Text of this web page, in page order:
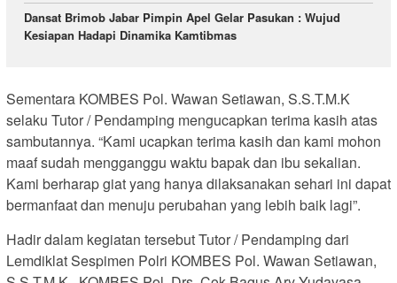
Dansat Brimob Jabar Pimpin Apel Gelar Pasukan : Wujud
Kesiapan Hadapi Dinamika Kamtibmas
Sementara KOMBES Pol. Wawan Setiawan, S.S.T.M.K
selaku Tutor / Pendamping mengucapkan terima kasih atas
sambutannya. “Kami ucapkan terima kasih dan kami mohon
maaf sudah mengganggu waktu bapak dan ibu sekalian.
Kami berharap giat yang hanya dilaksanakan sehari ini dapat
bermanfaat dan menuju perubahan yang lebih baik lagi”.
Hadir dalam kegiatan tersebut Tutor / Pendamping dari
Lemdiklat Sespimen Polri KOMBES Pol. Wawan Setiawan,